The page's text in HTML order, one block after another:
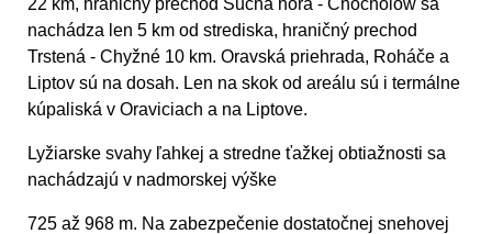
nachádza len 5 km od strediska, hraničný prechod
Trstená - Chyžné 10 km. Oravská priehrada, Roháče a
Liptov sú na dosah. Len na skok od areálu sú i termálne
kúpaliská v Oraviciach a na Liptove.
Lyžiarske svahy ľahkej a stredne ťažkej obtiažnosti sa
nachádzajú v nadmorskej výške
725 až 968 m. Na zabezpečenie dostatočnej snehovej